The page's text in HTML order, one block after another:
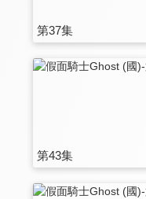
第37集
第43集